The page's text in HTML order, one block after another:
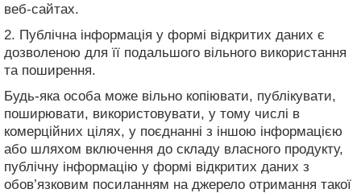
веб-сайтах.
2. Публічна інформація у формі відкритих даних є
дозволеною для її подальшого вільного використання
та поширення.
Будь-яка особа може вільно копіювати, публікувати,
поширювати, використовувати, у тому числі в
комерційних цілях, у поєднанні з іншою інформацією
або шляхом включення до складу власного продукту,
публічну інформацію у формі відкритих даних з
обов’язковим посиланням на джерело отримання такої